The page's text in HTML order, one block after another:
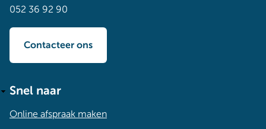
052 36 92 90
Contacteer ons
Snel naar
Online afspraak maken